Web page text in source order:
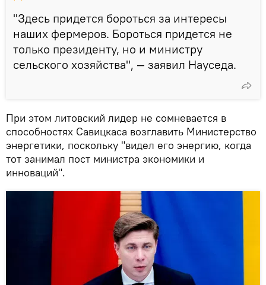
"Здесь придется бороться за интересы
наших фермеров. Бороться придется не
только президенту, но и министру
сельского хозяйства", — заявил Науседа.
При этом литовский лидер не сомневается в
способностях Савицкаса возглавить Министерство
энергетики, поскольку "видел его энергию, когда
тот занимал пост министра экономики и
инноваций".